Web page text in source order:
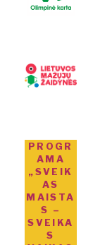
PROGR
AMA
„SVEIK
AS
MAISTA
S –
SVEIKA
S